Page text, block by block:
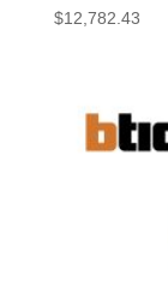
$12,782.43